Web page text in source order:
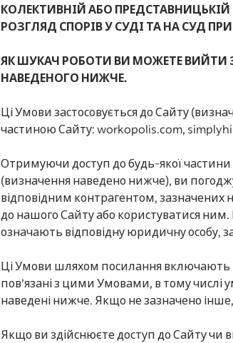
КОЛЕКТИВНІЙ АБО ПРЕДСТАВНИЦЬКІЙ
РОЗГЛЯД СПОРІВ У СУДІ ТА НА СУД
ЯК ШУКАЧ РОБОТИ ВИ МОЖЕТЕ ВИЙТИ
НАВЕДЕНОГО НИЖЧЕ.
Ці Умови застосовується до Сайту
частиною Сайту: workopolis.com,
Отримуючи доступ до будь-якої частини
(визначення наведено нижче), ви
відповідним контрагентом,
до нашого Сайту або користуватися
означають відповідну юридичну особу,
Ці Умови шляхом посилання включають
пов’язані з цими Умовами, в тому числі
наведені нижче. Якщо не зазначено
Якщо ви здійснюєте доступ до Сайту чи